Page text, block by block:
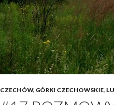
CZECHÓW, GÓRKI CZECHOWSKIE,